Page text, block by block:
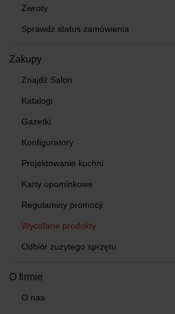
Zwroty
Sprawdź status zamówienia
Zakupy
Znajdź Salon
Katalogi
Gazetki
Konfiguratory
Projektowanie kuchni
Karty upominkowe
Regulaminy promocji
Wycofane produkty
Odbiór zużytego sprzętu
O firmie
O nas